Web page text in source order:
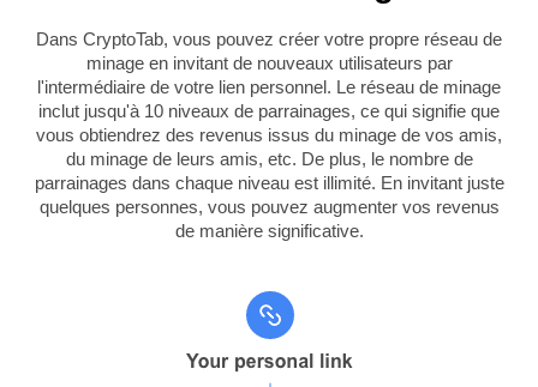
Dans CryptoTab, vous pouvez créer votre propre réseau de
minage en invitant de nouveaux utilisateurs par
l'intermédiaire de votre lien personnel. Le réseau de minage
inclut jusqu'à 10 niveaux de parrainages, ce qui signifie que
vous obtiendrez des revenus issus du minage de vos amis,
du minage de leurs amis, etc. De plus, le nombre de
parrainages dans chaque niveau est illimité. En invitant juste
quelques personnes, vous pouvez augmenter vos revenus
de manière significative.